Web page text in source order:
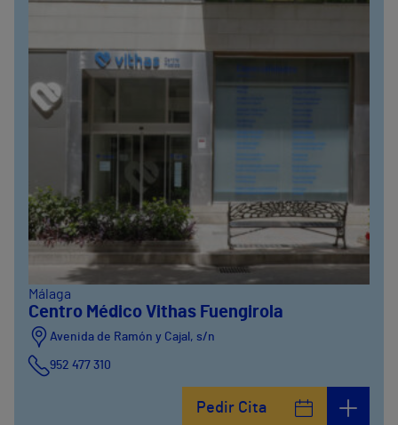
Málaga
Centro Médico Vithas Fuengirola
Avenida de Ramón y Cajal, s/n
952 477 310
Pedir Cita